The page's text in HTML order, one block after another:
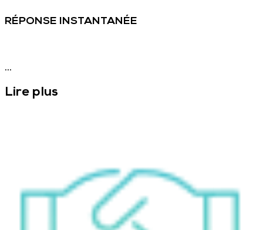
RÉPONSE INSTANTANÉE
...
Lire plus